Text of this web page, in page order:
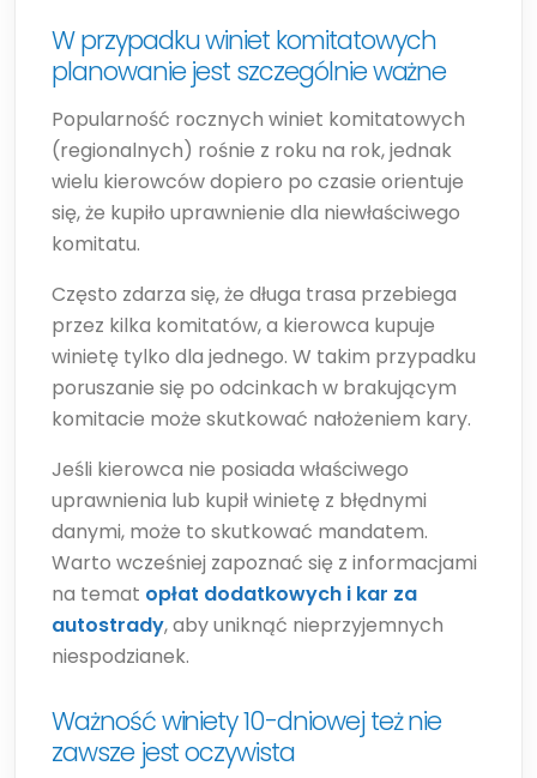
W przypadku winiet komitatowych
planowanie jest szczególnie ważne
Popularność rocznych winiet komitatowych
(regionalnych) rośnie z roku na rok, jednak
wielu kierowców dopiero po czasie orientuje
się, że kupiło uprawnienie dla niewłaściwego
komitatu.
Często zdarza się, że długa trasa przebiega
przez kilka komitatów, a kierowca kupuje
winietę tylko dla jednego. W takim przypadku
poruszanie się po odcinkach w brakującym
komitacie może skutkować nałożeniem kary.
Jeśli kierowca nie posiada właściwego
uprawnienia lub kupił winietę z błędnymi
danymi, może to skutkować mandatem.
Warto wcześniej zapoznać się z informacjami
na temat opłat dodatkowych i kar za
autostrady, aby uniknąć nieprzyjemnych
niespodzianek.
Ważność winiety 10-dniowej też nie
zawsze jest oczywista